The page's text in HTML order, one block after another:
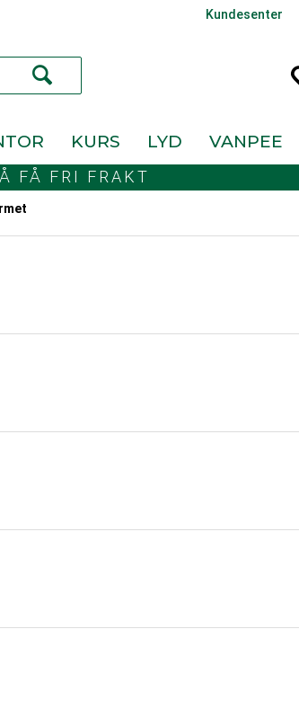
Kundesenter
KURS LYD VANPEE
FÅ FRI FRAKT